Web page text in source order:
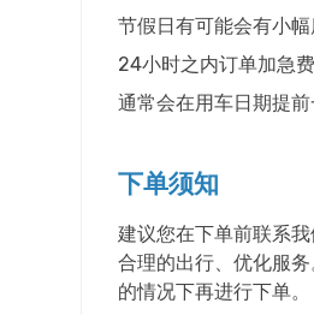
节假日有可能会有小
24小时之内订单加急
通常会在用车日期提
下单须知
建议您在下单前联系
合理的出行、优化服
的情况下再进行下单。